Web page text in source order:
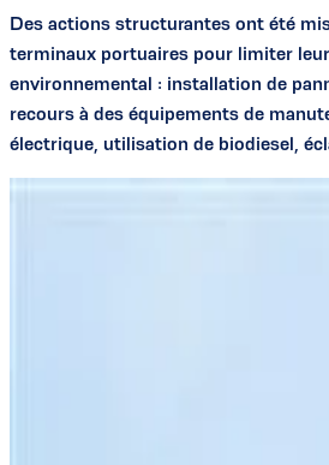
Des actions structurantes ont été
terminaux portuaires pour limiter
environnemental : installation de
recours à des équipements de
électrique, utilisation de biodiesel,